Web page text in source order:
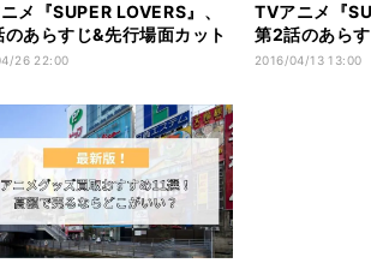
メ『SUPER LOVERS』、
あらすじ&先行場面カット
26 22:00
TVアニメ『
第2話のあら
を紹介
2016/04/13 13:00